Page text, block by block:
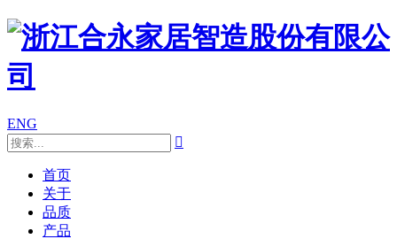
ENG

首页
关于
品质
产品